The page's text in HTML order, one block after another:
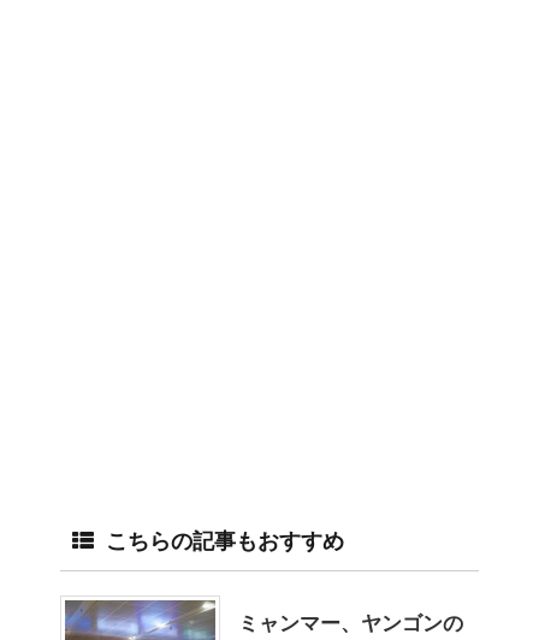
こちらの記事もおすすめ
ミャンマー、ヤンゴンの